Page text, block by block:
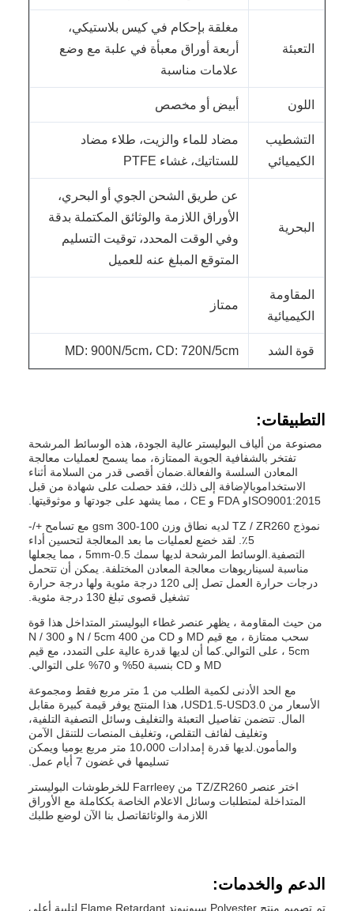
التعبئة
مغلقة بإحكام في كيس بلاستيكي،
أربعة أوراق معبأة في علبة مع وضع
علامات مناسبة
اللون أبيض أو مخصص
التشطيب
الكيميائي
مضاد للماء والزيت، طلاء مضاد
للستاتيك، غشاء PTFE
البحرية
عن طريق الشحن الجوي أو البحري،
الأوراق اللازمة والوثائق المكتملة بدقة
وفي الوقت المحدد، توقيت التسليم
المتوقع المبلغ عنه للعميل
المقاومة
الكيميائية
ممتاز
قوة الشد MD: 900N/5cm، CD: 720N/5cm
التطبيقات:
مصنوعة من ألياف البوليستر عالية الجودة، هذه الوسائط المرشحة
تفتخر بالشفافية الجوية الممتازة، مما يسمح لعمليات معالجة
المعادن السلسة والفعالة.ضمان أقصى قدر من السلامة أثناء
الاستخداموبالإضافة إلى ذلك، فقد حصلت على شهادة من قبل
ISO9001:2015و FDA و CE ، مما يشهد على جودتها و موثوقيتها.
نموذج TZ / ZR260 لديه نطاق وزن 100-300 gsm مع تسامح +/-
5٪. لقد خضع لعمليات ما بعد المعالجة لتحسين أداء
التصفية.الوسائط المرشحة لديها سمك 0.5-5mm ، مما يجعلها
مناسبة لسيناريوهات معالجة المعادن المختلفة. يمكن أن تتحمل
درجات حرارة العمل تصل إلى 120 درجة مئوية ولها درجة حرارة
تشغيل قصوى تبلغ 130 درجة مئوية.
من حيث المقاومة ، يظهر عنصر غطاء البوليستر المتداخل هذا قوة
سحب ممتازة ، مع قيم MD و CD من 400 N / 5cm و 300 N /
5cm ، على التوالي.كما أن لديها قدرة عالية على التمدد، مع قيم
MD و CD بنسبة 50% و 70% على التوالي.
مع الحد الأدنى لكمية الطلب من 1 متر مربع فقط ومجموعة
الأسعار من USD1.5-USD3.0، هذا المنتج يوفر قيمة كبيرة مقابل
المال. تتضمن تفاصيل التعبئة والتغليف وسائل التصفية التلفية،
وتغليف لفائف التقلص، وتغليف المنصات للتنقل الآمن
والمأمون.لديها قدرة إمدادات 10،000 متر مربع يوميا ويمكن
تسليمها في غضون 7 أيام عمل.
اختر عنصر TZ/ZR260 من Farrleey للخرطوشات البوليستر
المتداخلة لمتطلبات وسائل الاعلام الخاصة بككاملة مع الأوراق
اللازمة والوثائقاتصل بنا الآن لوضع طلبك
الدعم والخدمات:
تم تصميم منتج Polyester سبونبوند Flame Retardant لتلبية أعلى